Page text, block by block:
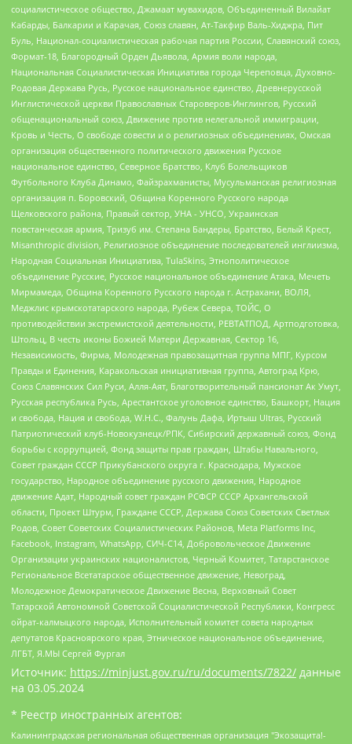
социалистическое общество, Джамаат мувахидов, Объединенный Вилайат
Кабарды, Балкарии и Карачая, Союз славян, Ат-Такфир Валь-Хиджра, Пит
Буль, Национал-социалистическая рабочая партия России, Славянский союз,
Формат-18, Благородный Орден Дьявола, Армия воли народа,
Национальная Социалистическая Инициатива города Череповца, Духовно-
Родовая Держава Русь, Русское национальное единство, Древнерусской
Инглистической церкви Православных Староверов-Инглингов, Русский
общенациональный союз, Движение против нелегальной иммиграции,
Кровь и Честь, О свободе совести и о религиозных объединениях, Омская
организация общественного политического движения Русское
национальное единство, Северное Братство, Клуб Болельщиков
Футбольного Клуба Динамо, Файзрахманисты, Мусульманская религиозная
организация п. Боровский, Община Коренного Русского народа
Щелковского района, Правый сектор, УНА - УНСО, Украинская
повстанческая армия, Тризуб им. Степана Бандеры, Братство, Белый Крест,
Misanthropic division, Религиозное объединение последователей инглиизма,
Народная Социальная Инициатива, TulaSkins, Этнополитическое
объединение Русские, Русское национальное объединение Атака, Мечеть
Мирмамеда, Община Коренного Русского народа г. Астрахани, ВОЛЯ,
Меджлис крымскотатарского народа, Рубеж Севера, ТОЙС, О
противодействии экстремистской деятельности, РЕВТАТПОД, Артподготовка,
Штольц, В честь иконы Божией Матери Державная, Сектор 16,
Независимость, Фирма, Молодежная правозащитная группа МПГ, Курсом
Правды и Единения, Каракольская инициативная группа, Автоград Крю,
Союз Славянских Сил Руси, Алля-Аят, Благотворительный пансионат Ак Умут,
Русская республика Русь, Арестантское уголовное единство, Башкорт, Нация
и свобода, Нация и свобода, W.H.С., Фалунь Дафа, Иртыш Ultras, Русский
Патриотический клуб-Новокузнецк/РПК, Сибирский державный союз, Фонд
борьбы с коррупцией, Фонд защиты прав граждан, Штабы Навального,
Совет граждан СССР Прикубанского округа г. Краснодара, Мужское
государство, Народное объединение русского движения, Народное
движение Адат, Народный совет граждан РСФСР СССР Архангельской
области, Проект Штурм, Граждане СССР, Держава Союз Советских Светлых
Родов, Совет Советских Социалистических Районов, Meta Platforms Inc,
Facebook, Instagram, WhatsApp, СИЧ-С14, Добровольческое Движение
Организации украинских националистов, Черный Комитет, Татарстанское
Региональное Всетатарское общественное движение, Невоград,
Молодежное Демократическое Движение Весна, Верховный Совет
Татарской Автономной Советской Социалистической Республики, Конгресс
ойрат-калмыцкого народа, Исполнительный комитет совета народных
депутатов Красноярского края, Этническое национальное объединение,
ЛГБТ, Я.МЫ Сергей Фургал
Источник: https://minjust.gov.ru/ru/documents/7822/ данные
на 03.05.2024
* Реестр иностранных агентов:
Калининградская региональная общественная организация "Экозащита!-Женсовет", Фонд содействия защите прав и свобод граждан "Общественный вердикт", Фонд "Институт Развития Свободы Информации", Частное учреждение "Информационное агентство МЕМО. РУ", Региональная общественная организация "Общественная комиссия по сохранению наследия академика Сахарова", Фонд поддержки свободы прессы, Санкт-Петербургская общественная правозащитная организация "Гражданский контроль", Межрегиональная общественная организация "Информационно-просветительский центр "Мемориал", Региональный Фонд "Центр Защиты Прав Средств Массовой Информации", с 05.12.2023 Фонд "Центр Защиты Прав Средств массовой информации", Региональная общественная благотворительная организация помощи беженцам и мигрантам "Гражданское содействие", Негосударственное образовательное учреждение дополнительного профессионального образования (повышение квалификации) специалистов "АКАДЕМИЯ ПО ПРАВАМ ЧЕЛОВЕКА", Свердловская региональная общественная организация "Сутяжник", Автономная некоммерческая организация "Центр независимых социологических исследований", Союз общественных объединений "Российский исследовательский центр по правам человека", Региональное общественное учреждение научно-информационный центр "МЕМОРИАЛ", Некоммерческая организация "Фонд защиты гласности", Автономная некоммерческая организация "Институт прав человека", Городская общественная организация "Екатеринбургское общество "МЕМОРИАЛ", Городская общественная организация "Рязанское историко-просветительское и правозащитное общество "Мемориал" (Рязанский Мемориал), Челябинский региональный орган общественной самодеятельности – женское общественное объединение "Женщины Евразии", Челябинский региональный орган общественной самодеятельности "Уральская правозащитная группа", Фонд содействия защите здоровья и социальной справедливости имени Андрея Рылькова, Автономная Некоммерческая Организация "Аналитический Центр Юрия Левады", Автономная некоммерческая организация социальной поддержки населения "Проект Апрель", Региональная общественная организация помощи женщинам и детям, находящимся в кризисной ситуации "Информационно-методический центр "Анна", Фонд содействия развитию массовых коммуникаций и правовому просвещению "Так-так-Так", Фонд содействия устойчивому развитию "Серебряная тайга", Свердловский региональный общественный фонд социальных проектов "Новое время", "Idel.Реалии", Кавказ.Реалии, Крым.Реалии, Телеканал Настоящее Время, Татаро-башкирская служба Радио Свобода (Azatliq Radiosi), Радио Свободная Европа/Радио Свобода (PCE/PC), "Сибирь.Реалии", "Фактограф", Благотворительный фонд помощи осужденным и их семьям, Автономная некоммерческая организация "Институт глобализации и социальных движений", Фонд "В защиту прав заключенных", Частное учреждение "Центр поддержки и содействия развитию средств массовой информации", Пензенский региональный общественный благотворительный фонд "Гражданский союз", "Север.Реалии", Некоммерческая организация Фонд "Правовая инициатива", Общество с ограниченной ответственностью "Радио Свободная Европа/Радио Свобода", Чешское информационное агентство "MEDIUM-ORIENT", Красноярская региональная общественная организация "Мы против СПИДа", Камалягин Денис Николаевич, Маркелов Сергей Евгеньевич, Пономарев Лев Александрович, Савицкая Людмила Алексеевна, Автономная некоммерческая организация "Центр по работе с проблемой насилия "НАСИЛИЮ.НЕТ", Межрегиональный профессиональный союз работников здравоохранения "Альянс врачей", Юридическое лицо, зарегистрированное в Латвийской Республике, SIA "Medusa Project" (регистрационный номер 40103797863, дата регистрации 10.06.2014), Некоммерческая организация "Фонд по борьбе с коррупцией", Автономная некоммерческая организация "Институт права и публичной политики", Баданин Роман Сергеевич, Гликин Максим Александрович, Железнова Мария Михайловна, Лукьянова Юлия Сергеевна, Маетная Елизавета Витальевна, Маняхин Петр Борисович, Чуракова Ольга Владимировна, Ярош Юлия Петровна, Юридическое лицо "The Insider SIA", зарегистрированное в Риге, Латвийская Республика (дата регистрации 26.06.2015), являющееся администратором доменного имени интернет-издания "The Insider SIA", https://theins.ru, Постернак Алексей Евгеньевич, Рубин Михаил Аркадьевич, Анин Роман Александрович, Юридическое лицо Istories fonds, зарегистрированное в Латвийской Республике (регистрационный номер 50008295751, дата регистрации 24.02.2020), Великовский Дмитрий Александрович, Долинина Ирина Николаевна, Мароховская Алеся Алексеевна, Шлейнов Роман Юрьевич, Шмагун Олеся Валентиновна, Общество с ограниченной ответственностью "Альтаир 2021", Общество с ограниченной ответственностью "Вега 2021", Общество с ограниченной ответственностью "Главный редактор 2021", Общество с ограниченной ответственностью "Ромашки монолит", Важенков Артем Валерьевич, Ивановская областная общественная организация "Центр гендерных исследований", Гурман Юрий Альбертович, Медиапроект "ОВД-Инфо", Егоров Владимир Владимирович, Жилинский Владимир Александрович, Общество с ограниченной ответственностью "ЗП", Иванова София Юрьевна, Карезина Инна Павловна, Кильтау Екатерина Викторовна, Петров Алексей Викторович, Пискунов Сергей Евгеньевич, Смирнов Сергей Сергеевич, Тихонов Михаил Сергеевич, Общество с ограниченной ответственностью "ЖУРНАЛИСТ-ИНОСТРАННЫЙ АГЕНТ", Арапова Галина Юрьевна, Вольтская Татьяна Анатольевна, Американская компания "Mason G.E.S. Anonymous Foundation" (США), являющаяся владельцем интернет-издания https://mnews.world/, Компания "Stichting Bellingcat", зарегистрированная в Нидерландах (дата регистрации 11.07.2018), Захаров Андрей Вячеславович, Клепиковская Екатерина Дмитриевна, Общество с ограниченной ответственностью "МЕМО", Перл Роман Александрович, Симонов Евгений Алексеевич, Соловьева Елена Анатольевна, Сотников Даниил Владимирович, Сурначева Елизавета Дмитриевна, Автономная некоммерческая организация по защите прав человека и информированию населения "Якутия – Наше Мнение", Общество с ограниченной ответственностью "Москоу диджитал медиа", с 26.01.2023 Общество с ограниченной ответственностью "Чайка Белые сады", Ветошкина Валерия Валерьевна, Заговора Максим Александрович, Межрегиональное общественное движение "Российская ЛГБТ - сеть", Оленичев Максим Владимирович, Павлов Иван Юрьевич, Скворцова Елена Сергеевна, Общество с ограниченной ответственностью "Как бы инагент", Кочетков Игорь Викторович, Общество с ограниченной ответственностью "Честные выборы", Еланчик Олег Александрович, Общество с ограниченной ответственностью "Нобелевский призыв", Гималова Регина Эмилевна, Григорьев Андрей Валерьевич, Григорьева Алина Александровна, Ассоциация по содействию защите прав призывников, альтернативнослужащих и военнослужащих "Правозащитная группа "Гражданин.Армия.Право", Хисамова Регина Фаритовна, Автономная некоммерческая организация по реализации социально-правовых программ "Лилит", Дальневосточное общественное движение "Маяк", Санкт-Петербургская ЛГБТ-инициативная группа "Выход", Инициативная группа ЛГБТ+ "Реверс", Алексеев Андрей Викторович, Бекбулатова Таисия Львовна, Беляев Иван Михайлович, Владыкина Елена Сергеевна, Гельман Марат Александрович, Никульшина Вероника Юрьевна, Толоконникова Надежда Андреевна, Шендерович Виктор Анатольевич, Общество с ограниченной ответственностью "Данное сообщение", Общество с ограниченной ответственностью Издательский дом "Новая глава", Айнбиндер Александра Александровна, Московский комьюнити-центр для ЛГБТ+инициатив, Благотворительный фонд развития филантропии, Deutsche Welle (Германия, Kurt-Schumacher-Strasse 3, 53113 Bonn), Борзунова Мария Михайловна, Воробьев Виктор Викторович, Голубева Анна Львовна, Константинова Алла Михайловна, Малкова Ирина Владимировна, Мурадов Мурад Абдулгалимович, Осетинская Елизавета Николаевна, Понасенков Евгений Николаевич, Ганапольский Матвей Юрьевич, Киселев Евгений Алексеевич, Борухович Ирина Григорьевна, Дремин Иван Тимофеевич, Дубровский Дмитрий Викторович, Красноярская региональная общественная организация поддержки и развития альтернативных образовательных технологий и межкультурных коммуникаций "ИНТЕРРА", Маяковская Екатерина Алексеевна, Фейгин Марк Захарович, Филимонов Андрей Викторович, Дзугкоева Регина Николаевна, Доброхотов Роман Александрович, Дудь Юрий Александрович, Елкин Сергей Владимирович, Кругликов Кирилл Игоревич, Сабунаева Мария Леонидовна, Семенов Алексей Владимирович, Шаинян Карен Багратович, Шульман Екатерина Михайловна, Асафьев Артур Валерьевич, Вахштайн Виктор Семенович, Венедиктов Алексей Алексеевич, Лушникова Екатерина Евгеньевна, Волков Леонид Михайлович, Невзоров Александр Глебович, Пархоменко Сергей Борисович, Сироткин Ярослав Николаевич, Кара-Мурза Владимир Владимирович, Баранова Наталья Владимировна, Гозман Леонид Яковлевич, Кагарлицкий Борис Юльевич, Климарев Михаил Валерьевич, Милов Владимир Станиславович, Автономная некоммерческая организация Краснодарский центр современного искусства "Типография", Моргенштерн Алишер Тагирович, Соболь Любовь Эдуардовна, Общество с ограниченной ответственностью "ЛИЗА НОРМ", Каспаров Гарри Кимович, Ходорковский Михаил Борисович, Общество с ограниченной ответственностью "Апрельские тезисы", Данилович Ирина Брониславовна, Кашин Олег Владимирович, Петров Николай Владимирович, Пивоваров Алексей Владимирович, Соколов Михаил Владимирович, Цветкова Юлия Владимировна, Чичваркин Евгений Александрович, Комитет против пыток/Команда против пыток, Общество с ограниченной ответственностью "Первый научный", Общество с ограниченной ответственностью "Вертолет и ко", Белоцерковская Вероника Борисовна, Кац Максим Евгеньевич, Лазарева Татьяна Юрьевна, Шаведдинов Руслан Табризович, Яшин Илья Валерьевич, Общество с ограниченной ответственностью "Иноагент ААВ", Алешковский Дмитрий Петрович, Альбац Евгения Марковна, Быков Дмитрий Львович, Галямина Юлия Евгеньевна, Лойко Сергей Леонидович, Мартынов Кирилл Константинович, Медведев Сергей Александрович, Крашенинников Федор Геннадиевич, Гордеева Катерина Вл